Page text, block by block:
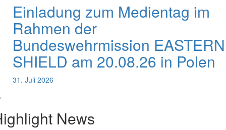
Einladung zum Medientag im
Rahmen der
Bundeswehrmission EASTERN
SHIELD am 20.08.26 in Polen
31. Juli 2026
News